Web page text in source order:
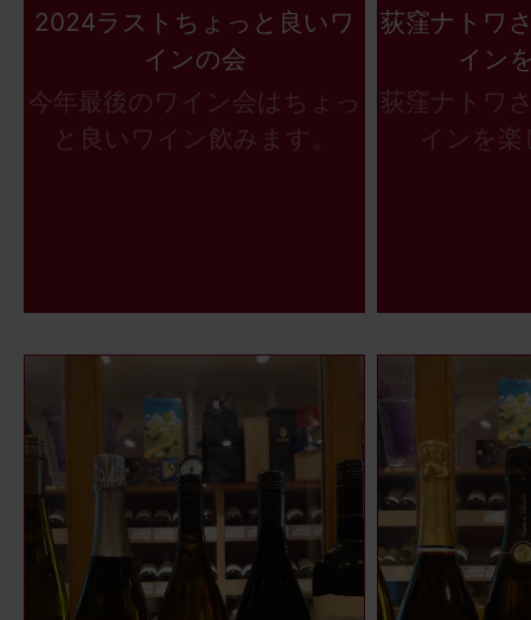
2024ラストちょっと良いワ
インの会
今年最後のワイン会はちょっ
と良いワイン飲みます。
荻窪ナトワ
イン
荻窪ナトワ
インを